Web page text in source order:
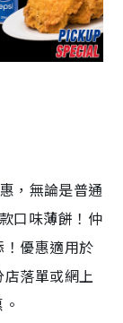
，無論是普通
口味薄餅！仲
優惠適用於
落單或網上